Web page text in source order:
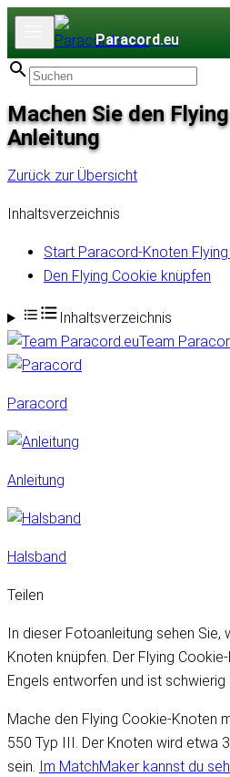
Paracord.eu
Machen Sie den
Anleitung
Zurück zur Übersicht
Inhaltsverzeichnis
Start Paracord-Knoten
Den Flying Cookie knüpfen
Inhaltsverzeichnis
Team
Paracord
Anleitung
Halsband
Teilen
In dieser Fotoanleitung sehen Sie,
Knoten knüpfen. Der Flying
Engels entworfen und ist schwierig
Mache den Flying Cookie-Knoten
550 Typ III. Der Knoten wird etwa
sein. Im MatchMaker kannst du